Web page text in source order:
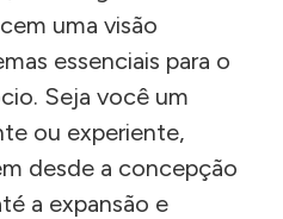
uma visão
essenciais para o
Seja você um
ou experiente,
desde a concepção
a expansão e